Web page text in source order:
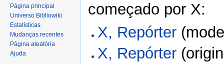
começado por X:
X, Repórter
X, Repórter
Página principal
Universo Bibliowiki
Estatísticas
Mudanças recentes
Página aleatória
Ajuda